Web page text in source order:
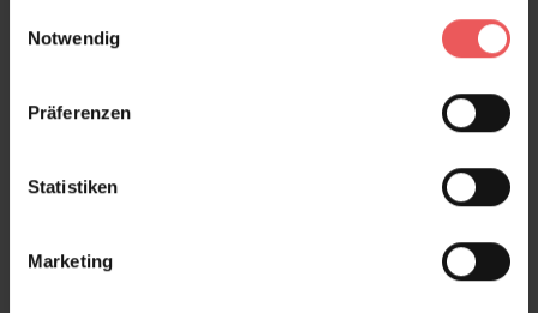
Notwendig
Präferenzen
Statistiken
Marketing